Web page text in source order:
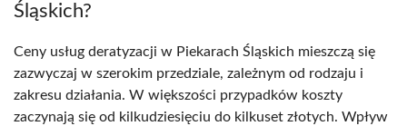
Śląskich?
Ceny usług deratyzacji w Piekarach Śląskich mieszczą się
zazwyczaj w szerokim przedziale, zależnym od rodzaju i
zakresu działania. W większości przypadków koszty
zaczynają się od kilkudziesięciu do kilkuset złotych. Wpływ